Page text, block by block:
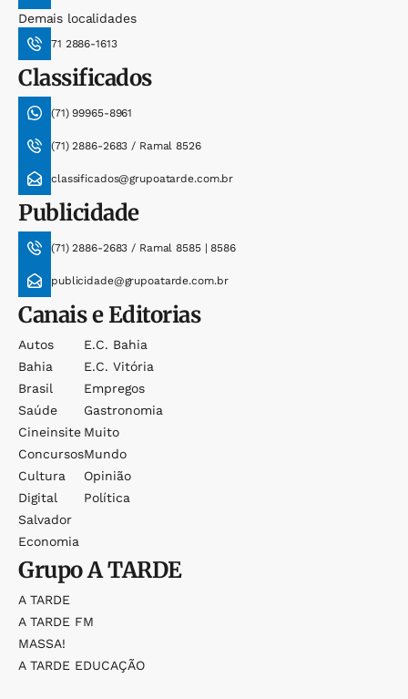
Demais localidades
71 2886-1613
Classificados
(71) 99965-8961
(71) 2886-2683 / Ramal 8526
classificados@grupoatarde.com.br
Publicidade
(71) 2886-2683 / Ramal 8585 | 8586
publicidade@grupoatarde.com.br
Canais e Editorias
Autos
Bahia
Brasil
Saúde
Cineinsite
Concursos
Cultura
Digital
Salvador
Economia
E.c. Bahia
E.c. Vitória
Empregos
Gastronomia
Muito
Mundo
Opinião
Política
GrupoA TARDE
A TARDE
A TARDE FM
MASSA!
A TARDE EDUCAÇÃO